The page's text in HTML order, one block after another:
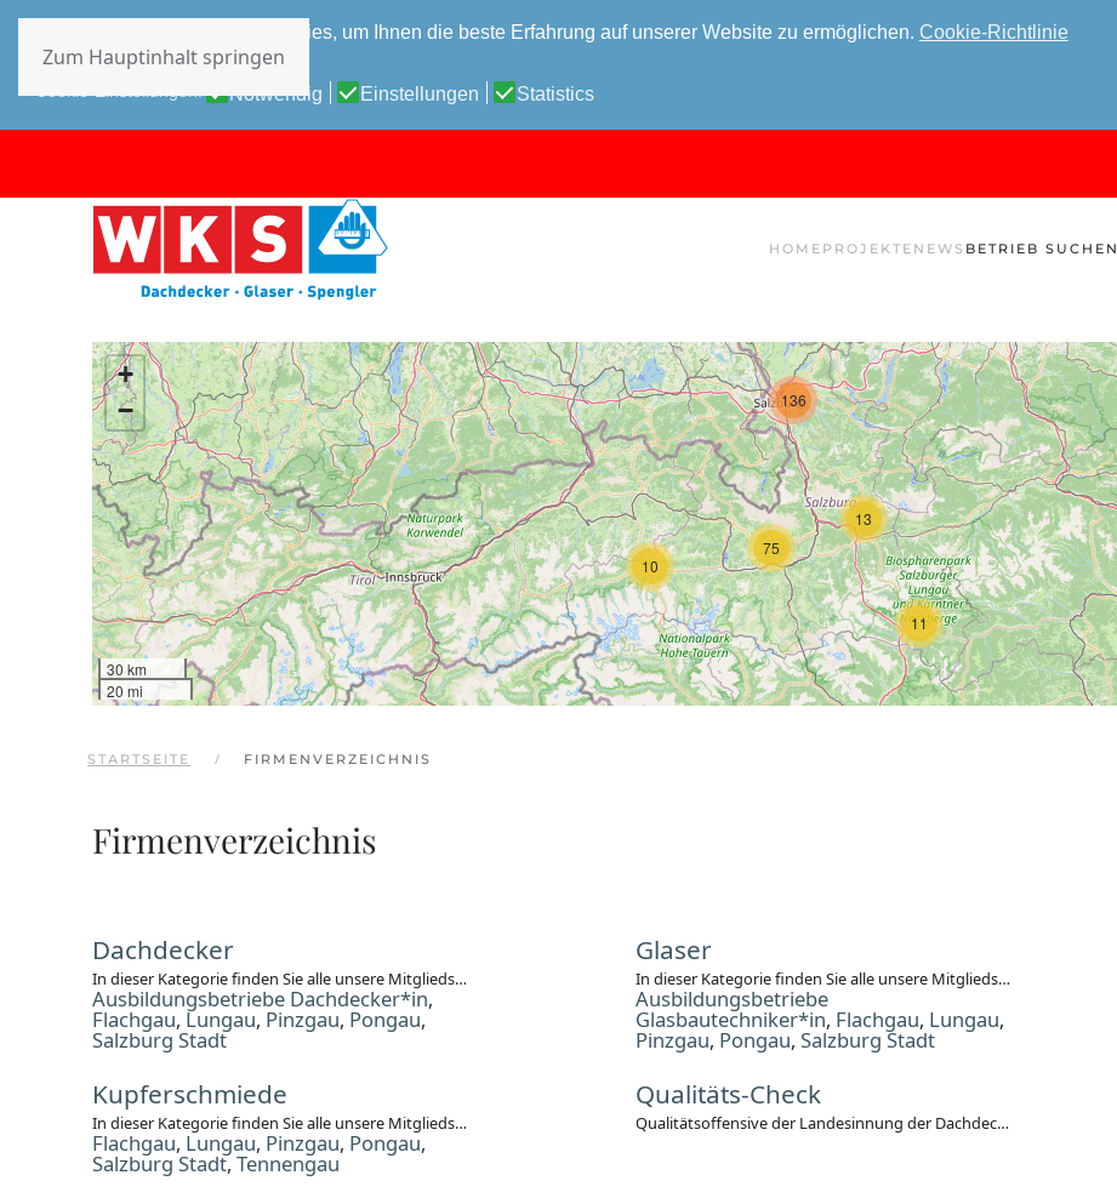
Diese Website verwendet Cookies, um Ihnen die beste Erfahrung auf unserer Website zu ermöglichen. Cookie-Richtlinie
Datenschutz-Bestimmungen
Notwendig Einstellungen Statistics
Zum Hauptinhalt springen
HOME PROJEKTE NEWS BETRIEB SUCHEN
10
11
13
75
136
+
−
30 km
20 mi
STARTSEITE FIRMENVERZEICHNIS
Firmenverzeichnis
Dachdecker
In dieser Kategorie finden Sie alle unsere Mitgliedsbetriebe des Gewerbes Dachdecker. Bitte wählen Sie den gewünschten Gau.
Ausbildungsbetriebe Dachdecker*in,
Flachgau, Lungau, Pinzgau, Pongau,
Salzburg Stadt
Glaser
In dieser Kategorie finden Sie alle unsere Mitgliedsbetriebe des Gewerbes Glaser. Bitte wählen Sie den gewünschten Gau.
Ausbildungsbetriebe
Glasbautechniker*in, Flachgau, Lungau,
Pinzgau, Pongau, Salzburg Stadt
Kupferschmiede
In dieser Kategorie finden Sie alle unsere Mitgliedsbetriebe des Gewerbes Kupferschmiede. Bitte wählen Sie den gewünschten Gau.
Flachgau, Lungau, Pinzgau, Pongau,
Salzburg Stadt, Tennengau
Qualitäts-Check
Qualitätsoffensive der Landesinnung der Dachdecker, Glaser & Spengler